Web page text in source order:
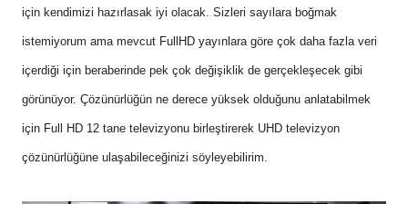
için kendimizi hazırlasak iyi olacak. Sizleri sayılara boğmak
istemiyorum ama mevcut FullHD yayınlara göre çok daha fazla veri
içerdiği için beraberinde pek çok değişiklik de gerçekleşecek gibi
görünüyor. Çözünürlüğün ne derece yüksek olduğunu anlatabilmek
için Full HD 12 tane televizyonu birleştirerek UHD televizyon
çözünürlüğüne ulaşabileceğinizi söyleyebilirim.